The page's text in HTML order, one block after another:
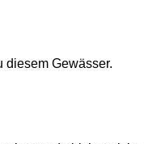
diesem Gewässer.